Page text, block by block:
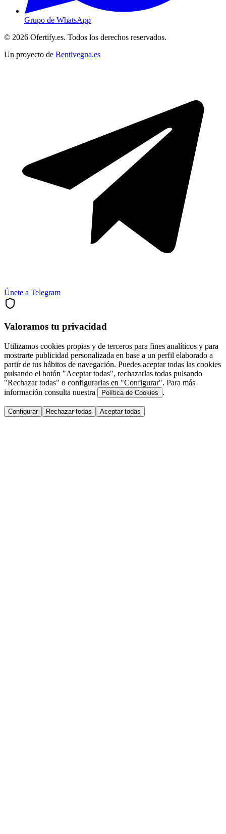
Grupo de WhatsApp
© 2026 Ofertify.es. Todos los derechos reservados.
Un proyecto de Bentivegna.es
Únete a Telegram
Valoramos tu privacidad
Utilizamos cookies propias y de terceros para fines analíticos y para
mostrarte publicidad personalizada en base a un perfil elaborado a
partir de tus hábitos de navegación. Puedes aceptar todas las cookies
pulsando el botón "Aceptar todas", rechazarlas todas pulsando
"Rechazar todas" o configurarlas en "Configurar". Para más
información consulta nuestra
Política de Cookies .
Configurar Rechazar todas Aceptar todas